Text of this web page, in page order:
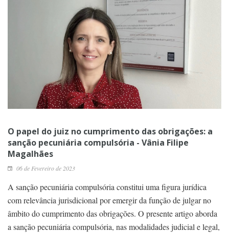
O papel do juiz no cumprimento das obrigações: a
sanção pecuniária compulsória - Vânia Filipe
Magalhães
06 de Fevereiro de 2023
A sanção pecuniária compulsória constitui uma figura jurídica
com relevância jurisdicional por emergir da função de julgar no
âmbito do cumprimento das obrigações. O presente artigo aborda
a sanção pecuniária compulsória, nas modalidades judicial e legal,